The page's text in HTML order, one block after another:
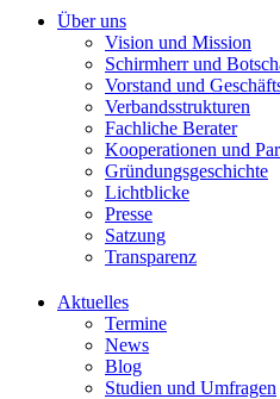
Über uns
Vision und Mission
Schirmherr und
Vorstand und
Verbandsstrukturen
Fachliche Berater
Kooperationen und
Gründungsgeschichte
Lichtblicke
Presse
Satzung
Transparenz
Aktuelles
Termine
News
Blog
Studien und Umfragen